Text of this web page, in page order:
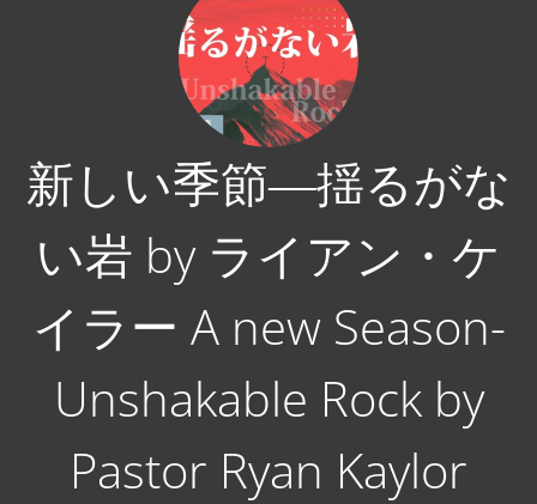
新しい季節―揺るがな
い岩 by ライアン・ケ
イラー A new Season-
Unshakable Rock by
Pastor Ryan Kaylor